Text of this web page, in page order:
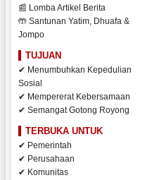
📰 Lomba Artikel Berita
🤲 Santunan Yatim, Dhuafa &
Jompo
TUJUAN
✔ Menumbuhkan Kepedulian
Sosial
✔ Mempererat Kebersamaan
✔ Semangat Gotong Royong
TERBUKA UNTUK
✔ Pemerintah
✔ Perusahaan
✔ Komunitas